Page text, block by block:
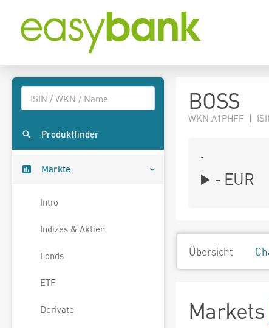
Produktfinder
Märkte
Intro
Indizes & Aktien
Fonds
ETF
Derivate
BOSS
WKN A1PHFF |
-
- EUR
Übersicht
Markets